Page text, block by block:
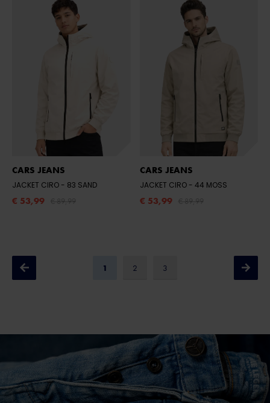
CARS JEANS
JACKET CIRO - 83 SAND
€ 53,99
CARS JEANS
JACKET CIRO - 44 MOSS
€ 53,99
1 2 3